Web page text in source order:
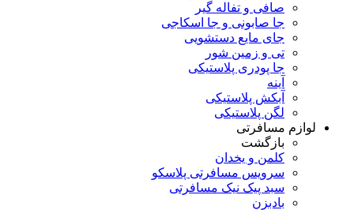
صافی و تفاله گیر
جا صابونی و جا اسکاجی
جای مایع دستشویی
تی و زمین شور
جا پودری پلاستیکی
آینه
آبکش پلاستیکی
لگن پلاستیکی
لوازم مسافرتی
بازگشت
کلمن و یخدان
سرویس مسافرتی پلاسکو
سبد پیک نیک مسافرتی
بادبزن